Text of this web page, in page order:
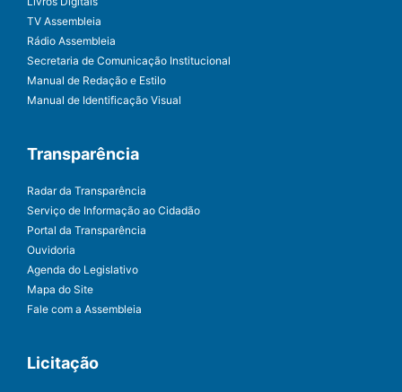
TV Assembleia
Rádio Assembleia
Secretaria de Comunicação Institucional
Manual de Redação e Estilo
Manual de Identificação Visual
Transparência
Radar da Transparência
Serviço de Informação ao Cidadão
Portal da Transparência
Ouvidoria
Agenda do Legislativo
Mapa do Site
Fale com a Assembleia
Licitação